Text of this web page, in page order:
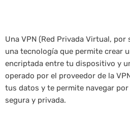
Una VPN (Red Privada Virtual, por
una tecnología que permite crear
encriptada entre tu dispositivo y
operado por el proveedor de la
tus datos y te permite navegar
segura y privada.